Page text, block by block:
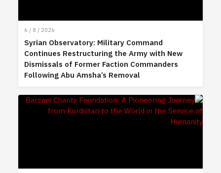
6 / 8 / 2026
Syrian Observatory: Military Command
Continues Restructuring the Army with New
Dismissals of Former Faction Commanders
Following Abu Amsha’s Removal